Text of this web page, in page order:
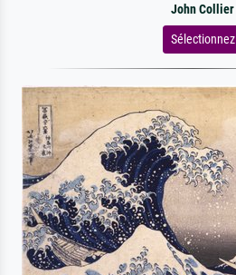
John Collier
Sélectionnez